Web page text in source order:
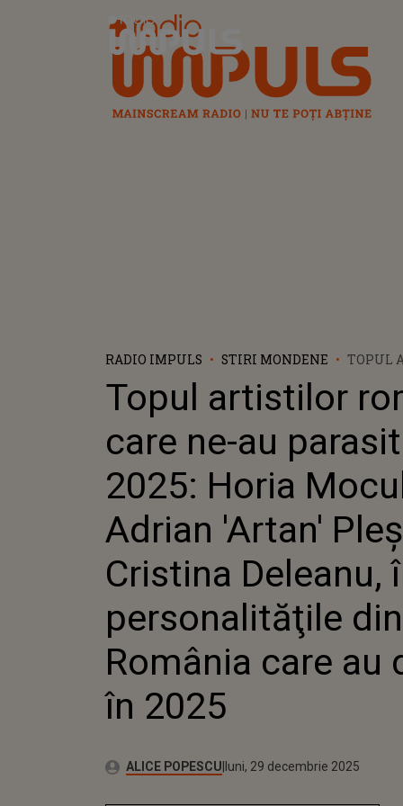
Radio Impuls
RADIO IMPULS STIRI MONDENE
TOPUL
2025:
ADRIAN
ÎN 2025
Topul artistilor
care ne-au
2025: Horia
Adrian 'Artan'
Cristina Deleanu,
personalităţile din
România care au
în 2025
Autor:ALICE POPESCUPublicat:
luni, 29 decembrie 2025
Actualizat:
luni, 29 decembrie 2025